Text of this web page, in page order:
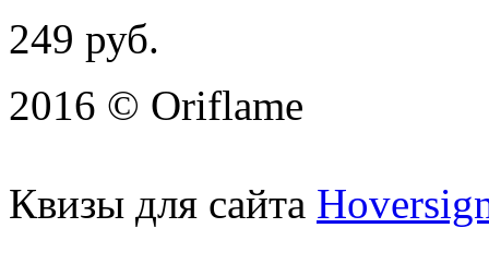
249 руб.
2016 © Oriflame
Квизы для сайта